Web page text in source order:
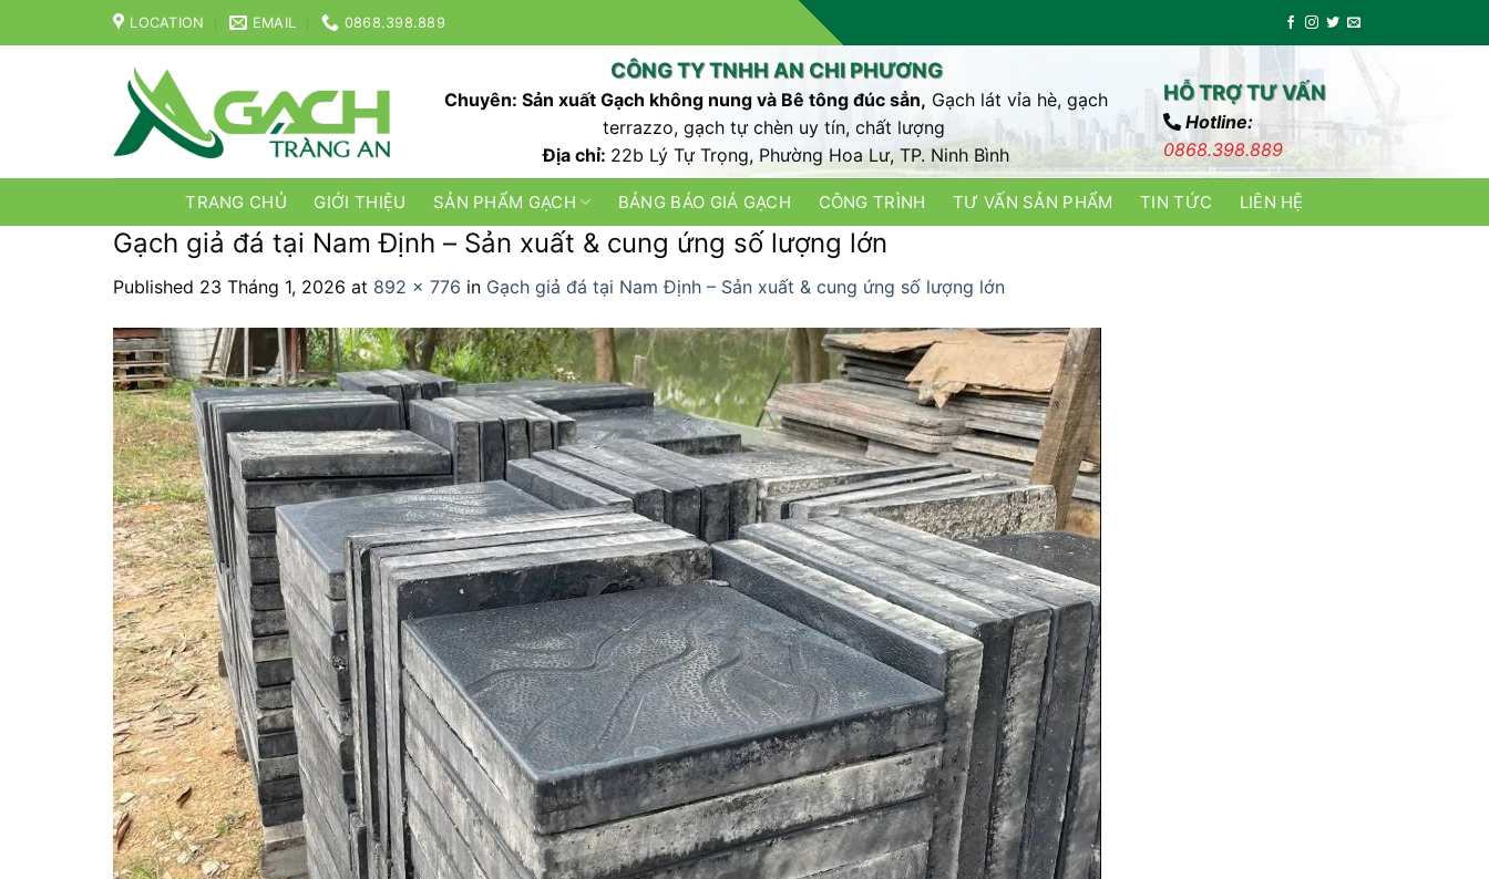
to
LOCATION EMAIL 0868.398.889
CÔNG TY TNHH AN CHI PHƯƠNG
Chuyên: Sản xuất Gạch không nung và Bê tông đúc sẳn, Gạch lát vỉa hè, gạch
terrazzo, gạch tự chèn uy tín, chất lượng
Địa chỉ: 22b Lý Tự Trọng, Phường Hoa Lư, TP. Ninh Bình
HỖ TRỢ TƯ VẤN
Hotline:
0868.398.889
TRANG CHỦ GIỚI THIỆU SẢN PHẨM GẠCH BẢNG BÁO GIÁ GẠCH CÔNG TRÌNH TƯ VẤN SẢN PHẨM TIN TỨC LIÊN HỆ
Gạch giả đá tại Nam Định – Sản xuất & cung ứng số lượng lớn
Published 23 Tháng 1, 2026 at 892 × 776 in Gạch giả đá tại Nam Định – Sản xuất & cung ứng số lượng lớn